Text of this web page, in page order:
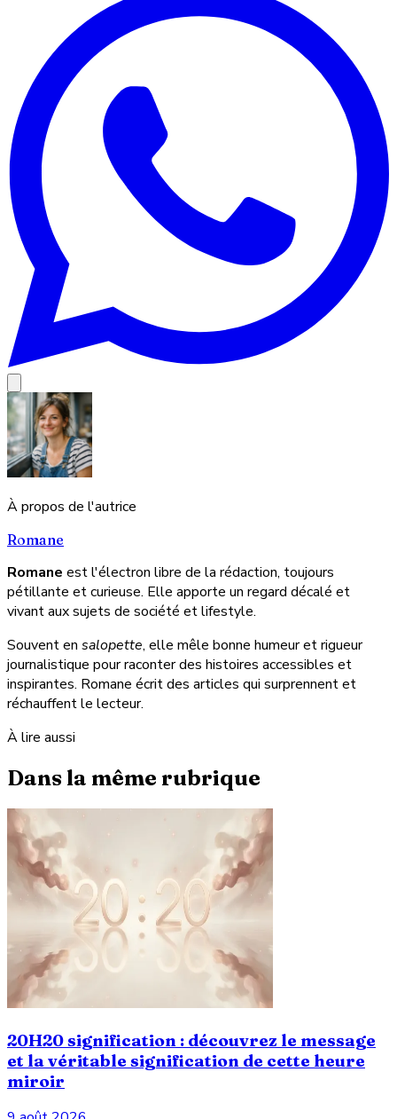
À propos de l'autrice
Romane
Romane est l'électron libre de la rédaction, toujours
pétillante et curieuse. Elle apporte un regard décalé et
vivant aux sujets de société et lifestyle.
Souvent en salopette, elle mêle bonne humeur et rigueur
journalistique pour raconter des histoires accessibles et
inspirantes. Romane écrit des articles qui surprennent et
réchauffent le lecteur.
À lire aussi
Dans la même rubrique
20H20 signification : découvrez le message
et la véritable signification de cette heure
miroir